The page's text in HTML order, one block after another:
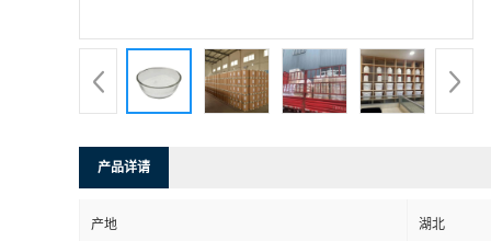
产品详请
产地 湖北